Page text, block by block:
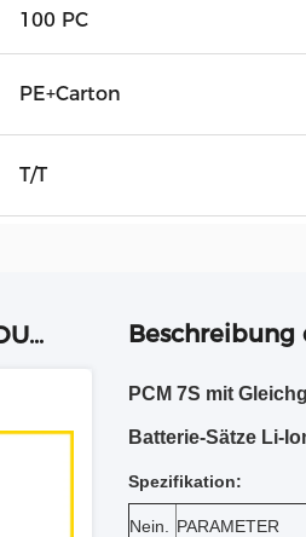
100 PC
PE+Carton
T/T
VERWANDTE PRODUKTE Beschreibung
PCM 7S mit
Batterie-Sätze Li-
Spezifikation:
Nein. PARAMETER